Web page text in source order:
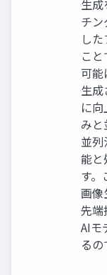
生成
チ
し
こ
可能
生
に
みと
並
能と
す。
画像
先端
AIモ
る